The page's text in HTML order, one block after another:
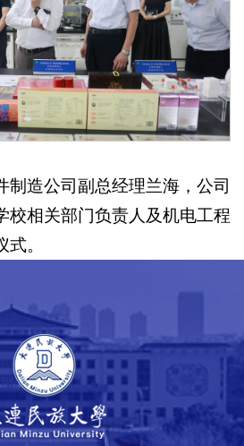
制造公司副总经理兰海，公司
校相关部门负责人及机电工程
。